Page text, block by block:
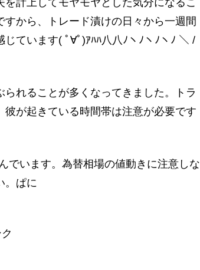
から、トレード漬けの日々から一週間
ています( ﾟ∀ﾟ)ｱﾊﾊ八八ﾉヽﾉヽﾉヽﾉ ＼ /
れることが多くなってきました。トラ
が起きている時間帯は注意が必要です
でいます。為替相場の値動きに注意しな
。ぱに